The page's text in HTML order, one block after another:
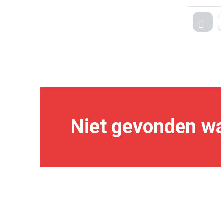
Niet gevonden